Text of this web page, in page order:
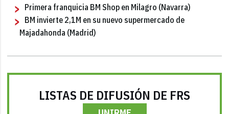
Primera franquicia BM Shop en Milagro (Navarra)
BM invierte 2,1M en su nuevo supermercado de
Majadahonda (Madrid)
LISTAS DE DIFUSIÓN DE FRS